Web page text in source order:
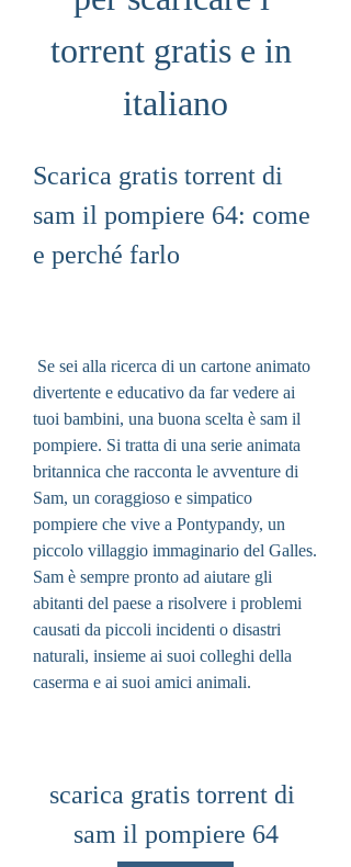
torrent gratis e in
italiano
Scarica gratis torrent di
sam il pompiere 64: come
e perché farlo
divertente e educativo da far vedere ai
tuoi bambini, una buona scelta è sam il
pompiere. Si tratta di una serie animata
britannica che racconta le avventure di
Sam, un coraggioso e simpatico
pompiere che vive a Pontypandy, un
piccolo villaggio immaginario del Galles.
Sam è sempre pronto ad aiutare gli
abitanti del paese a risolvere i problemi
causati da piccoli incidenti o disastri
naturali, insieme ai suoi colleghi della
caserma e ai suoi amici animali.
scarica gratis torrent di
sam il pompiere 64